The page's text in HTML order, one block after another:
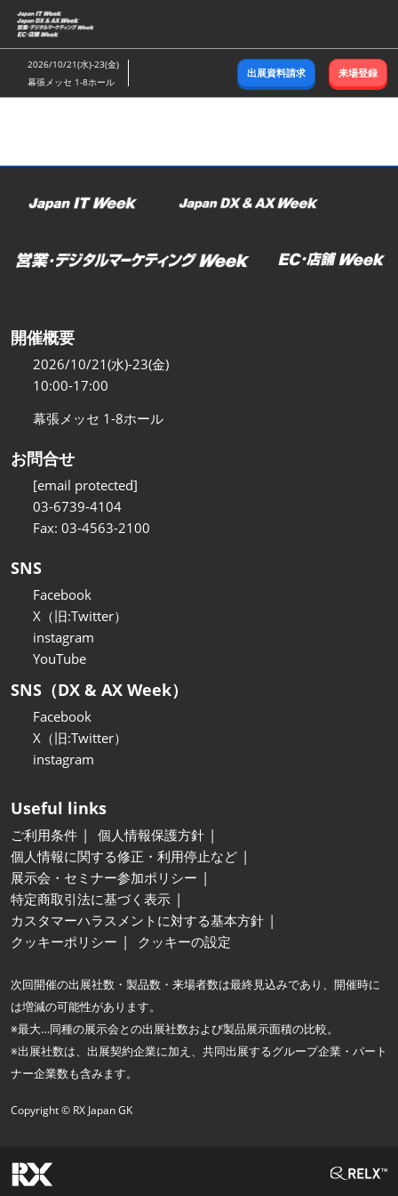
ス
キ
ッ
し
む
2026/10/21(水)-23(金)
幕張メッセ 1-8ホール
出展資料請求 来場登録
開催概要
2026/10/21(水)-23(金)
10:00-17:00
幕張メッセ 1-8ホール
お問合せ
[email protected]
03-6739-4104
Fax: 03-4563-2100
SNS
Facebook
X（旧:Twitter）
instagram
YouTube
SNS（DX & AX Week）
Facebook
X（旧:Twitter）
instagram
Useful links
ご利用条件
個人情報保護方針
個人情報に関する修正・利用停止など
展示会・セミナー参加ポリシー
特定商取引法に基づく表示
カスタマーハラスメントに対する基本方針
クッキーポリシー
クッキーの設定
次回開催の出展社数・製品数・来場者数は最終見込みであり、開催時に
は増減の可能性があります。
※最大…同種の展示会との出展社数および製品展示面積の比較。
※出展社数は、出展契約企業に加え、共同出展するグループ企業・パート
ナー企業数も含みます。
Copyright © RX Japan GK